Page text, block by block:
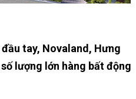
tay, Novaland, Hưng
lượng lớn hàng bất động